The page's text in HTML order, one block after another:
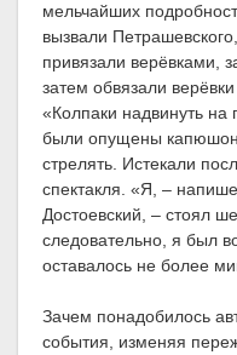
мельчайших
вызвали
привязали верёвками,
затем обвязали
«Колпаки надвинуть на
были опущены
стрелять. Истекали
спектакля. «Я, –
Достоевский, – стоял
следовательно, я был
оставалось не более
Зачем понадобилось
события, изменяя